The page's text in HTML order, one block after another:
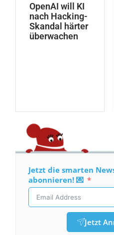
OpenAI will KI
nach Hacking-
Skandal härter
überwachen
Jetzt die smarten
abonnieren! 💌
Jetzt